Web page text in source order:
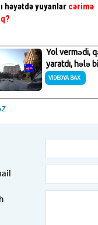
həyətdə yuyanlar cərimə